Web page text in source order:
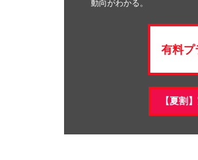
動向がわかる。
有料プ
【夏割